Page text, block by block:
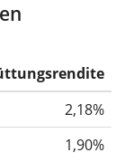
2,18%
1,90%